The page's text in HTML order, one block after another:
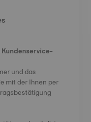
und das
mit der Ihnen per